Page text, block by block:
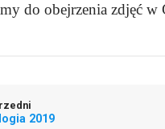
do obejrzenia zdjęć
2019